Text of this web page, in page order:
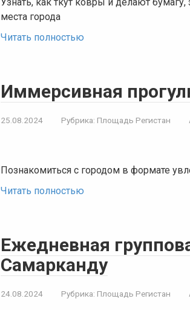
места города
Читать полностью
Иммерсивная
25.08.2024 Рубрика: Площадь Регистан
Познакомиться с городом в формате
Читать полностью
Ежедневная
Самарканду
24.08.2024 Рубрика: Площадь Регистан